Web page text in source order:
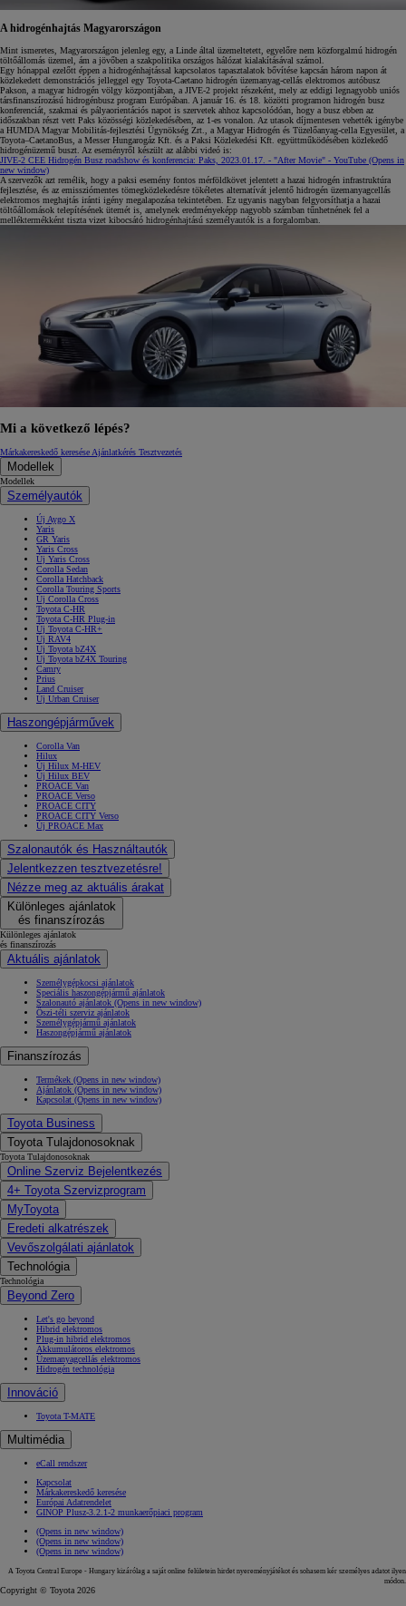
A hidrogénhajtás Magyarországon
Mint ismeretes, Magyarországon jelenleg egy, a Linde által üzemeltetett, egyelőre nem közforgalmú hidrogén
töltőállomás üzemel, ám a jövőben a szakpolitika országos hálózat kialakításával számol.
Egy hónappal ezelőtt éppen a hidrogénhajtással kapcsolatos tapasztalatok bővítése kapcsán három napon át
közlekedett demonstrációs jelleggel egy Toyota-Caetano hidrogén üzemanyag-cellás elektromos autóbusz
Pakson, a magyar hidrogén völgy központjában, a JIVE-2 projekt részeként, mely az eddigi legnagyobb uniós
társfinanszírozású hidrogénbusz program Európában. A január 16. és 18. közötti programon hidrogén busz
konferenciát, szakmai és pályaorientációs napot is szervetek ahhoz kapcsolódóan, hogy a busz ebben az
időszakban részt vett Paks közösségi közlekedésében, az 1-es vonalon. Az utasok díjmentesen vehették igénybe
a HUMDA Magyar Mobilitás-fejlesztési Ügynökség Zrt., a Magyar Hidrogén és Tüzelőanyag-cella Egyesület, a
Toyota–CaetanoBus, a Messer Hungarogáz Kft. és a Paksi Közlekedési Kft. együttműködésében közlekedő
hidrogénüzemű buszt. Az eseményről készült az alábbi videó is:
JIVE-2 CEE Hidrogén Busz roadshow és konferencia: Paks, 2023.01.17. - "After Movie" - YouTube (Opens in
new window)
A szervezők azt remélik, hogy a paksi esemény fontos mérföldkövet jelentett a hazai hidrogén infrastruktúra
fejlesztése, és az emissziómentes tömegközlekedésre tökéletes alternatívát jelentő hidrogén üzemanyagcellás
elektromos meghajtás iránti igény megalapozása tekintetében. Ez ugyanis nagyban felgyorsíthatja a hazai
töltőállomások telepítésének ütemét is, amelynek eredményeképp nagyobb számban tűnhetnének fel a
melléktermékként tiszta vizet kibocsátó hidrogénhajtású személyautók is a forgalomban.
Mi a következő lépés?
Márkakereskedő keresése Ajánlatkérés Tesztvezetés
Modellek
Modellek
Személyautók
Új Aygo X
Yaris
GR Yaris
Yaris Cross
Új Yaris Cross
Corolla Sedan
Corolla Hatchback
Corolla Touring Sports
Új Corolla Cross
Toyota C-HR
Toyota C-HR Plug-in
Új Toyota C-HR+
Új RAV4
Új Toyota bZ4X
Új Toyota bZ4X Touring
Camry
Prius
Land Cruiser
Új Urban Cruiser
Haszongépjárművek
Corolla Van
Hilux
Új Hilux M-HEV
Új Hilux BEV
PROACE Van
PROACE Verso
PROACE CITY
PROACE CITY Verso
Új PROACE Max
Szalonautók és Használtautók
Jelentkezzen tesztvezetésre!
Nézze meg az aktuális árakat
Különleges ajánlatok
és finanszírozás
Különleges ajánlatok
és finanszírozás
Aktuális ajánlatok
Személygépkocsi ajánlatok
Speciális haszongépjármű ajánlatok
Szalonautó ajánlatok (Opens in new window)
Őszi-téli szerviz ajánlatok
Személygépjármű ajánlatok
Haszongépjármű ajánlatok
Finanszírozás
Termékek (Opens in new window)
Ajánlatok (Opens in new window)
Kapcsolat (Opens in new window)
Toyota Business
Toyota Tulajdonosoknak
Toyota Tulajdonosoknak
Online Szerviz Bejelentkezés
4+ Toyota Szervizprogram
MyToyota
Eredeti alkatrészek
Vevőszolgálati ajánlatok
Technológia
Technológia
Beyond Zero
Let's go beyond
Hibrid elektromos
Plug-in hibrid elektromos
Akkumulátoros elektromos
Üzemanyagcellás elektromos
Hidrogén technológia
Innováció
Toyota T-MATE
Multimédia
eCall rendszer
Kapcsolat
Márkakereskedő keresése
Európai Adatrendelet
GINOP Plusz-3.2.1-2 munkaerőpiaci program
(Opens in new window)
(Opens in new window)
(Opens in new window)
A Toyota Central Europe - Hungary kizárólag a saját online felületein hirdet nyereményjátékot és sohasem kér személyes adatot ilyen
módon.
Copyright © Toyota 2026